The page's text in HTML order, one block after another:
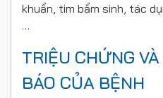
khuẩn, tim bẩm sinh, tác
…
TRIỆU CHỨNG
BÁO CỦA BỆNH